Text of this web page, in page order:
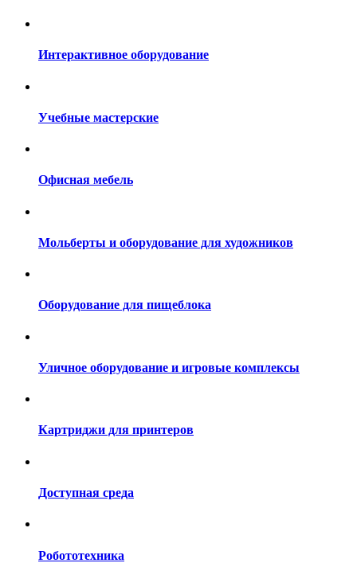
Интерактивное оборудование
Учебные мастерские
Офисная мебель
Мольберты и оборудование для художников
Оборудование для пищеблока
Уличное оборудование и игровые комплексы
Картриджи для принтеров
Доступная среда
Робототехника